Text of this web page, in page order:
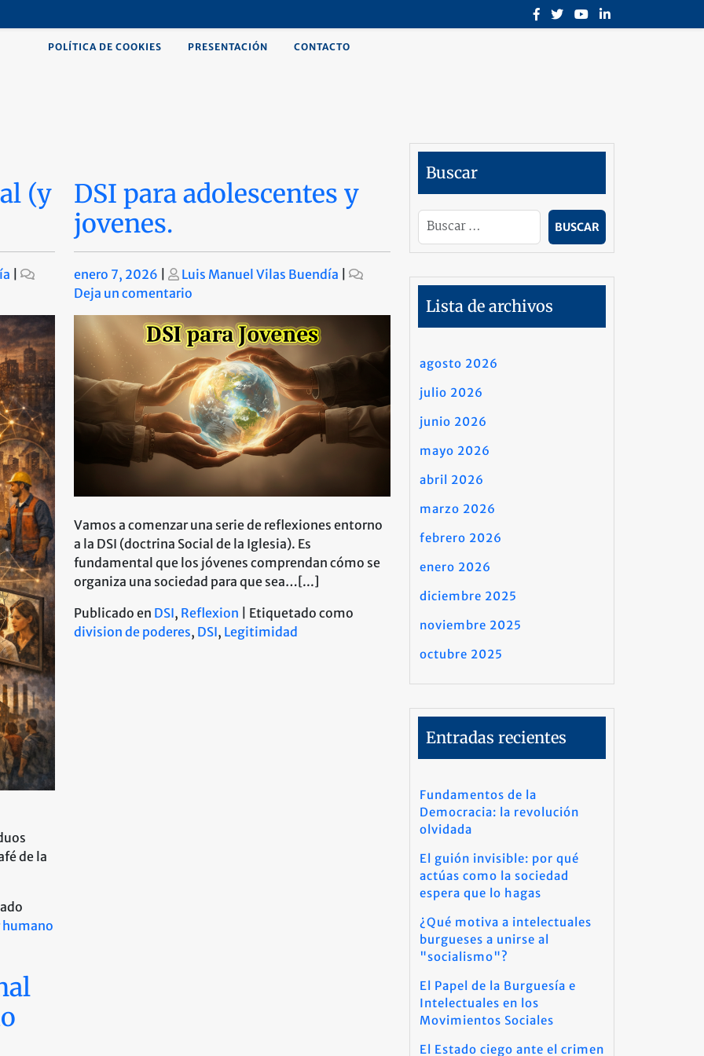
POLÍTICA DE COOKIES PRESENTACIÓN CONTACTO
(y
de la
humano
DSI para adolescentes y
jovenes.
Publicado
enero 7, 2026 Publicado
Luis Manuel Vilas Buendía
Deja un comentarioen
DSI
para
adolescentes
y
jovenes.
Vamos a comenzar una serie de reflexiones entorno
a la DSI (doctrina Social de la Iglesia). Es
fundamental que los jóvenes comprendan cómo se
organiza una sociedad para que sea…[...]
Publicado en DSI, Reflexion
Etiquetado como
division de poderes, DSI, Legitimidad
Buscar
Lista de archivos
agosto 2026
julio 2026
junio 2026
mayo 2026
abril 2026
marzo 2026
febrero 2026
enero 2026
diciembre 2025
noviembre 2025
octubre 2025
Entradas recientes
Fundamentos de la
Democracia: la revolución
olvidada
El guión invisible: por qué
actúas como la sociedad
espera que lo hagas
¿Qué motiva a intelectuales
burgueses a unirse al
"socialismo"?
El Papel de la Burguesía e
Intelectuales en los
Movimientos Sociales
El Estado ciego ante el crimen